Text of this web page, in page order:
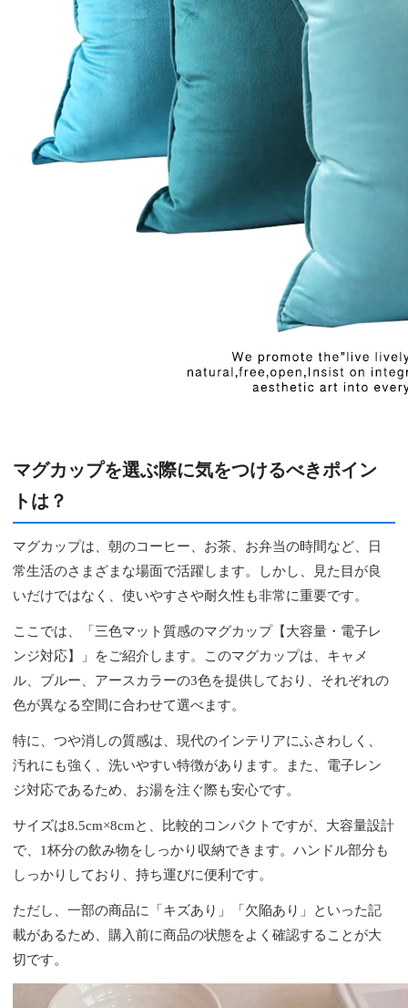
マグカップを選ぶ際に気をつけるべきポイン
トは？
マグカップは、朝のコーヒー、お茶、お弁当の時間など、日
常生活のさまざまな場面で活躍します。しかし、見た目が良
いだけではなく、使いやすさや耐久性も非常に重要です。
ここでは、「三色マット質感のマグカップ【大容量・電子レ
ンジ対応】」をご紹介します。このマグカップは、キャメ
ル、ブルー、アースカラーの3色を提供しており、それぞれの
色が異なる空間に合わせて選べます。
特に、つや消しの質感は、現代のインテリアにふさわしく、
汚れにも強く、洗いやすい特徴があります。また、電子レン
ジ対応であるため、お湯を注ぐ際も安心です。
サイズは8.5cm×8cmと、比較的コンパクトですが、大容量設計
で、1杯分の飲み物をしっかり収納できます。ハンドル部分も
しっかりしており、持ち運びに便利です。
ただし、一部の商品に「キズあり」「欠陥あり」といった記
載があるため、購入前に商品の状態をよく確認することが大
切です。